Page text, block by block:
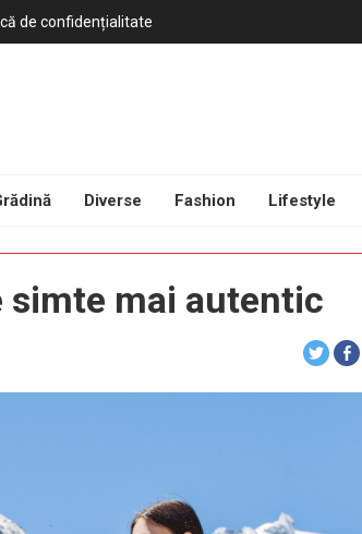
de confidențialitate
Diverse Fashion Lifestyle
simte mai autentic